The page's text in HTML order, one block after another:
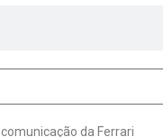
da Ferrari